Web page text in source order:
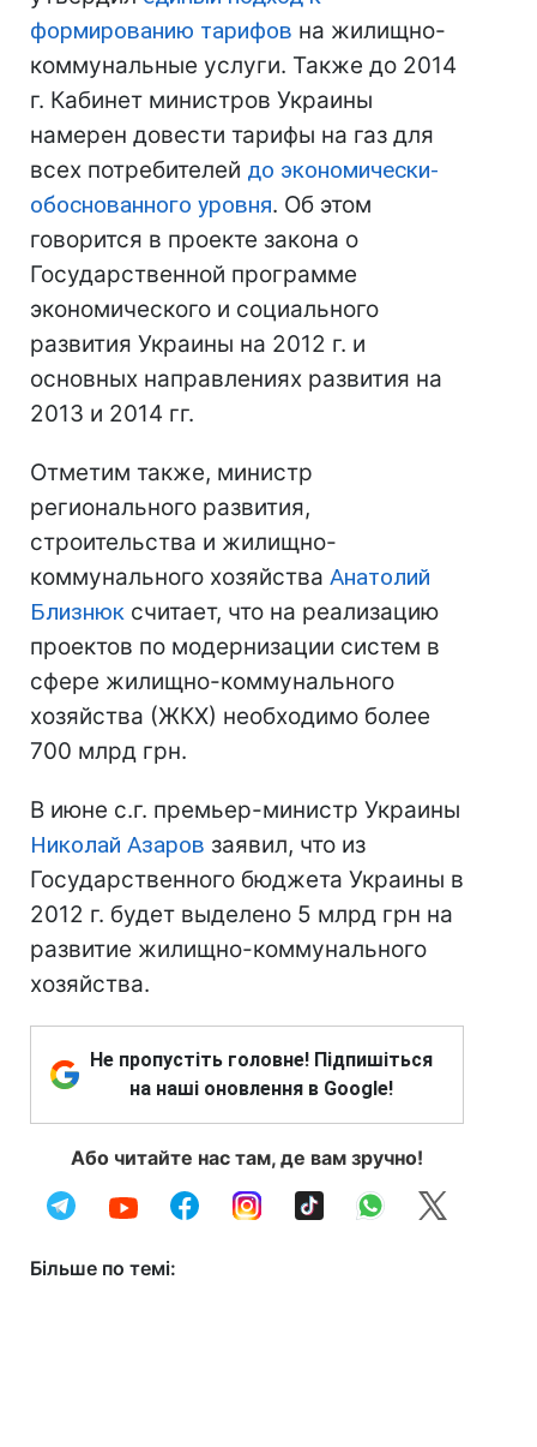
формированию тарифов на жилищно-
коммунальные услуги. Также до 2014
г. Кабинет министров Украины
намерен довести тарифы на газ для
всех потребителей до экономически-
обоснованного уровня. Об этом
говорится в проекте закона о
Государственной программе
экономического и социального
развития Украины на 2012 г. и
основных направлениях развития на
2013 и 2014 гг.
Отметим также, министр
регионального развития,
строительства и жилищно-
коммунального хозяйства Анатолий
Близнюк считает, что на реализацию
проектов по модернизации систем в
сфере жилищно-коммунального
хозяйства (ЖКХ) необходимо более
700 млрд грн.
В июне с.г. премьер-министр Украины
Николай Азаров заявил, что из
Государственного бюджета Украины в
2012 г. будет выделено 5 млрд грн на
развитие жилищно-коммунального
хозяйства.
Не пропустіть головне! Підпишіться
на наші оновлення в Google!
Або читайте нас там, де вам зручно!
Більше по темі: